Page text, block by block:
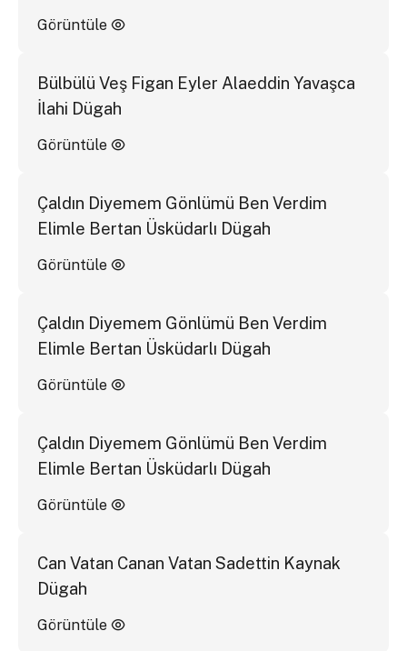
Görüntüle
Bülbülü Veş Figan Eyler Alaeddin Yavaşca
İlahi Dügah
Görüntüle
Çaldın Diyemem Gönlümü Ben Verdim
Elimle Bertan Üsküdarlı Dügah
Görüntüle
Çaldın Diyemem Gönlümü Ben Verdim
Elimle Bertan Üsküdarlı Dügah
Görüntüle
Çaldın Diyemem Gönlümü Ben Verdim
Elimle Bertan Üsküdarlı Dügah
Görüntüle
Can Vatan Canan Vatan Sadettin Kaynak
Dügah
Görüntüle